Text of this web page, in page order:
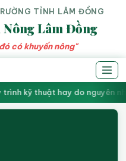
TỈNH LÂM ĐỒNG
Lâm Đồng
có khuyến nông"
kỹ thuật hay do nguyên